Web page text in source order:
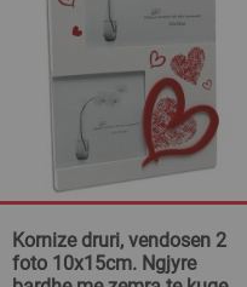
Kornize druri, vendosen 2
foto 10x15cm. Ngjyre